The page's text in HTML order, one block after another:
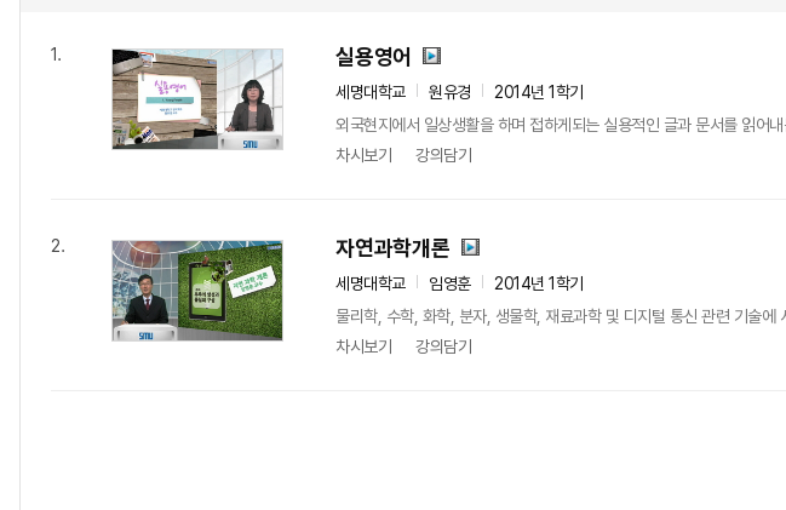
1. 실용영어
세명대학교 원유경
2014년 1학기
외국현지에서 일상생활을 하며 접하게되는 실용적인 글과 문서를 읽어
차시보기
강의담기
2. 자연과학개론
세명대학교 임영훈
2014년 1학기
물리학, 수학, 화학, 분자, 생물학, 재료과학 및 디지털 통신 관련 기술
차시보기
강의담기